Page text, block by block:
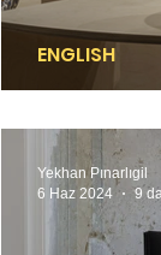
A
ENGLISH
Yekhan Pınarlıgil
6 Haz 2024
9